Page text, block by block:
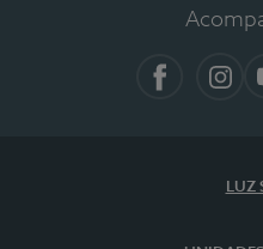
LUZ